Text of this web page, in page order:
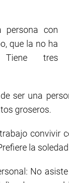
persona con
que la no ha
Tiene tres
ser una
groseros.
convivir
la
No